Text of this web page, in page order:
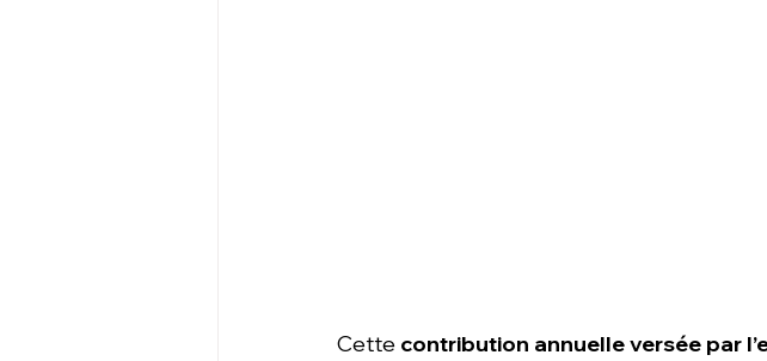
Cette contribution annuelle versée par